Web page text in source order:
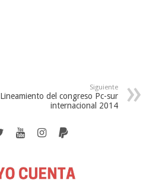
Siguiente
Lineamiento del congreso Pc-sur
internacional 2014